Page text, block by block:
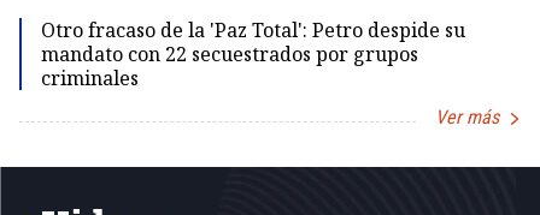
Otro fracaso de la 'Paz Total': Petro despide su
mandato con 22 secuestrados por grupos
criminales
Ver más